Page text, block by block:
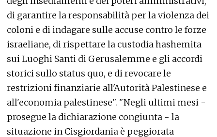
di garantire la responsabilità per la violenza dei
coloni e di indagare sulle accuse contro le forze
israeliane, di rispettare la custodia hashemita
sui Luoghi Santi di Gerusalemme e gli accordi
storici sullo status quo, e di revocare le
restrizioni finanziarie all'Autorità Palestinese e
all'economia palestinese". "Negli ultimi mesi -
prosegue la dichiarazione congiunta - la
situazione in Cisgiordania è peggiorata